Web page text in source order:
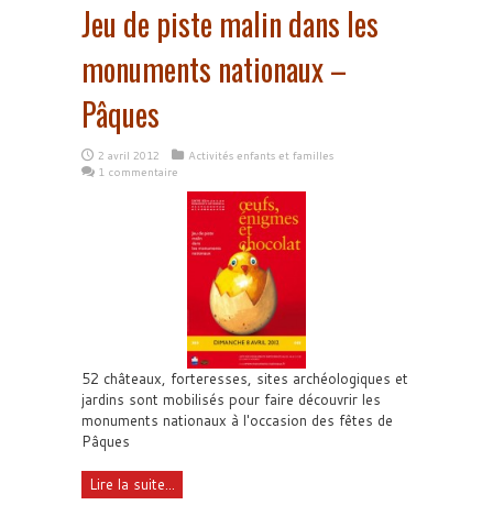
Jeu de piste malin dans les
monuments nationaux –
Pâques
2 avril 2012
Activités enfants et familles
1 commentaire
52 châteaux, forteresses, sites archéologiques et
jardins sont mobilisés pour faire découvrir les
monuments nationaux à l'occasion des fêtes de
Pâques
Lire la suite...